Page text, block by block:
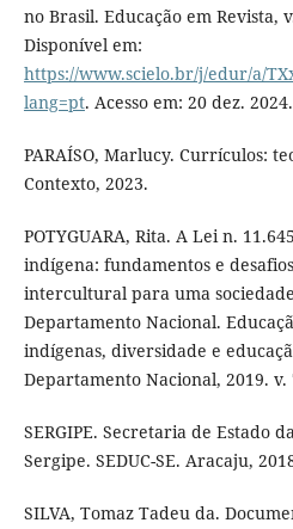
no Brasil. Educação em Revista,
Disponível em:
https://www.scielo.br/j/edur/a/
lang=pt. Acesso em: 20 dez. 2024.
PARAÍSO, Marlucy. Currículos:
Contexto, 2023.
POTYGUARA, Rita. A Lei n.
indígena: fundamentos e
intercultural para uma
Departamento Nacional.
indígenas, diversidade e
Departamento Nacional, 2019. v.
SERGIPE. Secretaria de Estado
Sergipe. SEDUC-SE. Aracaju,
SILVA, Tomaz Tadeu da.